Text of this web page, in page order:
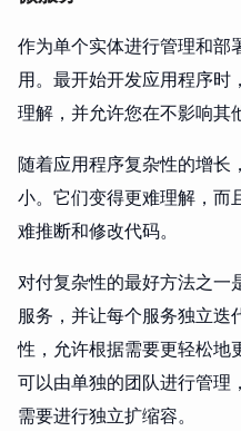
作为单个实体进行管理和部
用。最开始开发应用程序
理解，并允许您在不影响其
随着应用程序复杂性的增长
小。它们变得更难理解，而
难推断和修改代码。
对付复杂性的最好方法之一
服务，并让每个服务独立
性，允许根据需要更轻松地
可以由单独的团队进行管理
需要进行独立扩缩容。